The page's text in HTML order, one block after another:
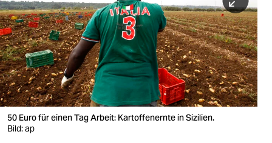
nord
wahrheit
verlag
verlag
veranstaltungen
50 Euro für einen Tag Arbeit: Kartoffenernte in Sizilien.
Bild: ap